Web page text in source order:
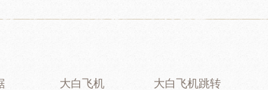
大白飞机 大白飞机跳转